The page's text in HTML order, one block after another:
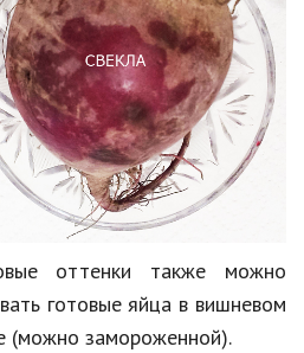
оттенки также можно
готовые яйца в вишневом
(можно замороженной).